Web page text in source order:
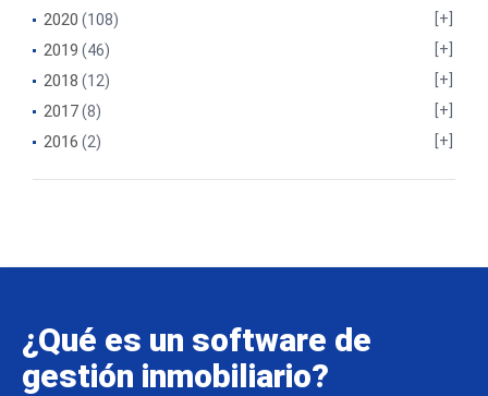
2020 (108)
2019 (46)
2018 (12)
2017(8)
2016 (2)
¿Qué es un software de
gestión inmobiliario?